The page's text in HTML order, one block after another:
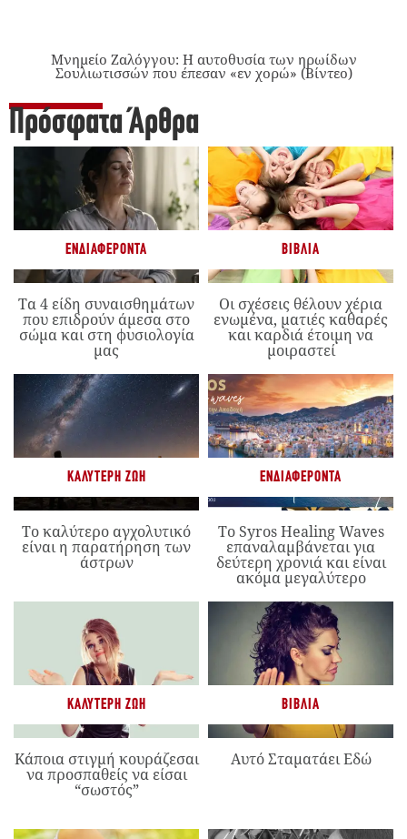
Μνημείο Ζαλόγγου: Η αυτοθυσία των ηρωίδων
Σουλιωτισσών που έπεσαν «εν χορώ» (Βίντεο)
Πρόσφατα Άρθρα
ΕΝΔΙΑΦΈΡΟΝΤΑ
Τα 4 είδη συναισθημάτων
που επιδρούν άμεσα στο
σώμα και στη φυσιολογία
μας
ΒΙΒΛΊΑ
Οι σχέσεις θέλουν χέρια
ενωμένα, ματιές καθαρές
και καρδιά έτοιμη να
μοιραστεί
ΚΑΛΎΤΕΡΗ ΖΩΉ
Το καλύτερο αγχολυτικό
είναι η παρατήρηση των
άστρων
ΕΝΔΙΑΦΈΡΟΝΤΑ
Το Syros Healing Waves
επαναλαμβάνεται για
δεύτερη χρονιά και είναι
ακόμα μεγαλύτερο
ΚΑΛΎΤΕΡΗ ΖΩΉ
Κάποια στιγμή κουράζεσαι
να προσπαθείς να είσαι
“σωστός”
ΒΙΒΛΊΑ
Αυτό Σταματάει Εδώ